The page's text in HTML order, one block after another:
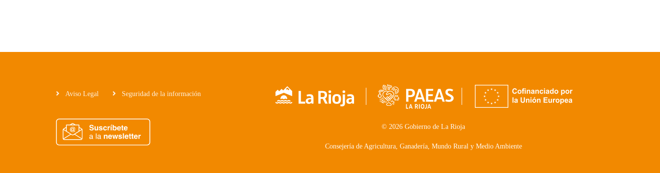
Aviso Legal Seguridad de la información
© 2026 Gobierno de La Rioja
Consejería de Agricultura, Ganadería, Mundo Rural y Medio Ambiente